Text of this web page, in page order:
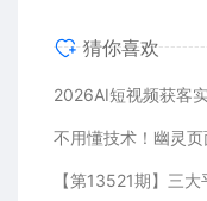
猜你喜欢